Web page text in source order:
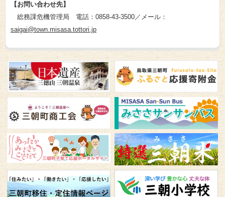
【お問い合わせ先】
総務課危機管理局 電話： 0858-43-3500／メール：
saigai@town.misasa.tottori.jp